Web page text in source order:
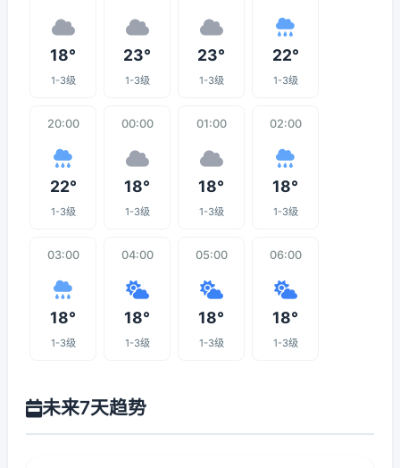
18°
1-3级
23°
1-3级
23°
1-3级
22°
1-3级
20:00
22°
1-3级
00:00
18°
1-3级
01:00
18°
1-3级
02:00
18°
1-3级
03:00
18°
1-3级
04:00
18°
1-3级
05:00
18°
1-3级
06:00
18°
1-3级
未来7天趋势